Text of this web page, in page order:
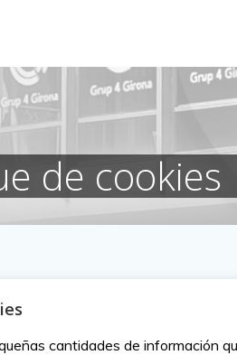
de cookies
cantidades de información